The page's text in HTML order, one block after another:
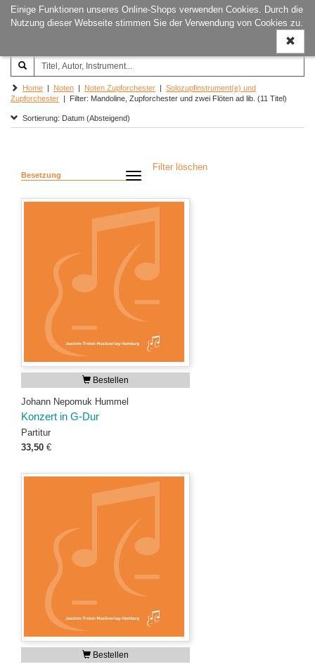
Einige Funktionen unseres Online-Shops verwenden Cookies. Durch die
Nutzung dieser Webseite stimmen Sie der Verwendung von Cookies zu.
ein-/
Joachim‐Trekel‐Musikverlag,
Hamburg
Home | Noten | Noten Zupforchester | Solozupfinstrument(e) und
Zupforchester | Filter: Mandoline, Zupforchester und zwei Flöten ad lib. (11 Titel)
Sortierung: Datum (Absteigend)
Besetzung
Filter löschen
Bestellen
Johann Nepomuk Hummel
Konzert in G-Dur
Partitur
33,50 €
Bestellen